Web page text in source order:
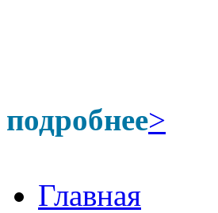
подробнее>
Главная